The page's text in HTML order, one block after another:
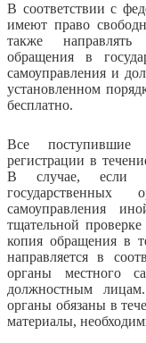
В соответствии с
имеют право
также
обращения в
самоуправления и
установленном
бесплатно.
Все поступившие
регистрации в
В случае, если
самоуправления
тщательной
копия обращения в
направляется в
органы местного
должностным
органы обязаны в
материалы,